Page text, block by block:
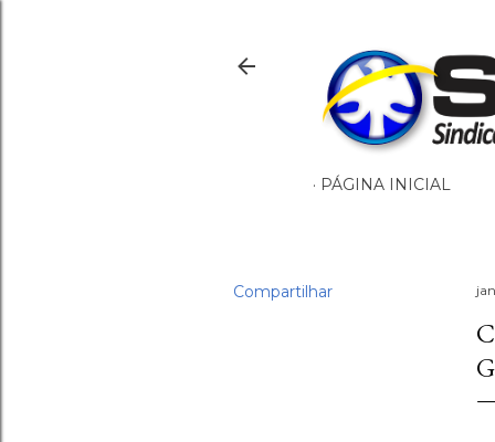
PÁGINA INICIAL
Compartilhar